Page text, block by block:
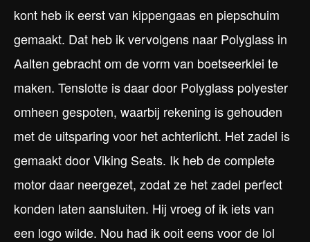
kont heb ik eerst van kippengaas en piepschuim
gemaakt. Dat heb ik vervolgens naar Polyglass in
Aalten gebracht om de vorm van boetseerklei te
maken. Tenslotte is daar door Polyglass polyester
omheen gespoten, waarbij rekening is gehouden
met de uitsparing voor het achterlicht. Het zadel is
gemaakt door Viking Seats. Ik heb de complete
motor daar neergezet, zodat ze het zadel perfect
konden laten aansluiten. Hij vroeg of ik iets van
een logo wilde. Nou had ik ooit eens voor de lol